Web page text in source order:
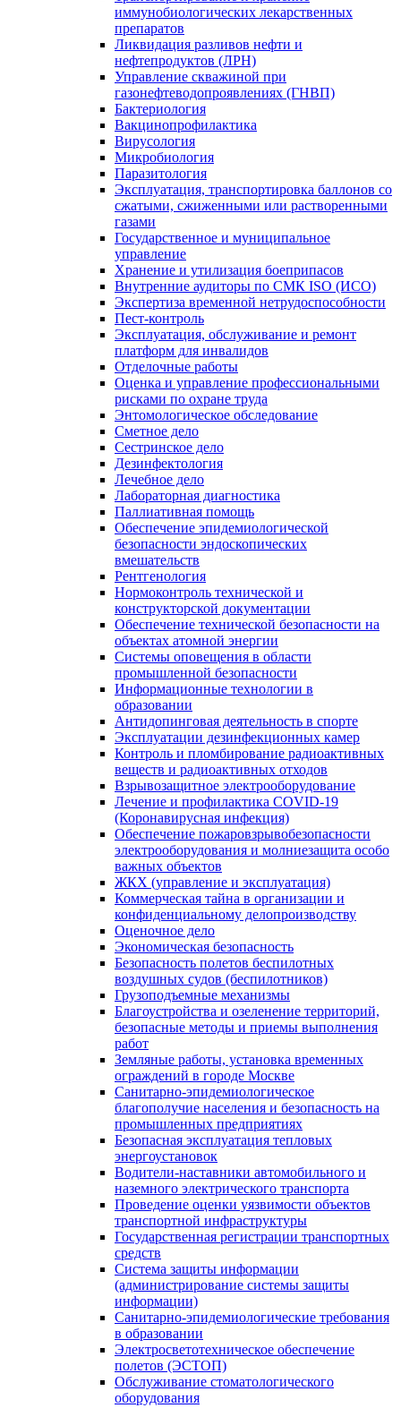
иммунобиологических лекарственных
препаратов
Ликвидация разливов нефти и
нефтепродуктов (ЛРН)
Управление скважиной при
газонефтеводопроявлениях (ГНВП)
Бактериология
Вакцинопрофилактика
Вирусология
Микробиология
Паразитология
Эксплуатация, транспортировка баллонов со
сжатыми, сжиженными или растворенными
газами
Государственное и муниципальное
управление
Хранение и утилизация боеприпасов
Внутренние аудиторы по СМК ISO (ИСО)
Экспертиза временной нетрудоспособности
Пест-контроль
Эксплуатация, обслуживание и ремонт
платформ для инвалидов
Отделочные работы
Оценка и управление профессиональными
рисками по охране труда
Энтомологическое обследование
Сметное дело
Сестринское дело
Дезинфектология
Лечебное дело
Лабораторная диагностика
Паллиативная помощь
Обеспечение эпидемиологической
безопасности эндоскопических
вмешательств
Рентгенология
Нормоконтроль технической и
конструкторской документации
Обеспечение технической безопасности на
объектах атомной энергии
Системы оповещения в области
промышленной безопасности
Информационные технологии в
образовании
Антидопинговая деятельность в спорте
Эксплуатации дезинфекционных камер
Контроль и пломбирование радиоактивных
веществ и радиоактивных отходов
Взрывозащитное электрооборудование
Лечение и профилактика COVID-19
(Коронавирусная инфекция)
Обеспечение пожаровзрывобезопасности
электрооборудования и молниезащита особо
важных объектов
ЖКХ (управление и эксплуатация)
Коммерческая тайна в организации и
конфиденциальному делопроизводству
Оценочное дело
Экономическая безопасность
Безопасность полетов беспилотных
воздушных судов (беспилотников)
Грузоподъемные механизмы
Благоустройства и озеленение территорий,
безопасные методы и приемы выполнения
работ
Земляные работы, установка временных
ограждений в городе Москве
Санитарно-эпидемиологическое
благополучие населения и безопасность на
промышленных предприятиях
Безопасная эксплуатация тепловых
энергоустановок
Водители-наставники автомобильного и
наземного электрического транспорта
Проведение оценки уязвимости объектов
транспортной инфраструктуры
Государственная регистрации транспортных
средств
Система защиты информации
(администрирование системы защиты
информации)
Санитарно-эпидемиологические требования
в образовании
Электросветотехническое обеспечение
полетов (ЭСТОП)
Обслуживание стоматологического
оборудования